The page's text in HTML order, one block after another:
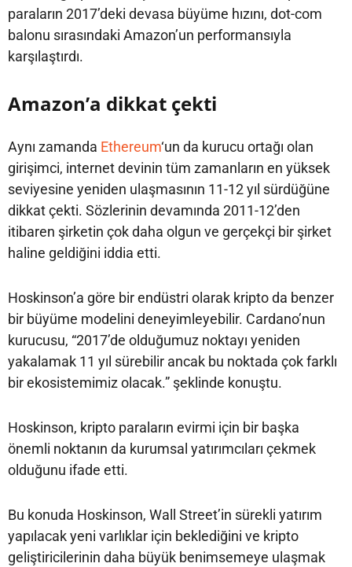
paraların 2017’deki devasa büyüme hızını, dot-com
balonu sırasındaki Amazon’un performansıyla
karşılaştırdı.
Amazon’a dikkat çekti
Aynı zamanda Ethereum‘un da kurucu ortağı olan
girişimci, internet devinin tüm zamanların en yüksek
seviyesine yeniden ulaşmasının 11-12 yıl sürdüğüne
dikkat çekti. Sözlerinin devamında 2011-12’den
itibaren şirketin çok daha olgun ve gerçekçi bir şirket
haline geldiğini iddia etti.
Hoskinson’a göre bir endüstri olarak kripto da benzer
bir büyüme modelini deneyimleyebilir. Cardano’nun
kurucusu, “2017’de olduğumuz noktayı yeniden
yakalamak 11 yıl sürebilir ancak bu noktada çok farklı
bir ekosistemimiz olacak.” şeklinde konuştu.
Hoskinson, kripto paraların evirmi için bir başka
önemli noktanın da kurumsal yatırımcıları çekmek
olduğunu ifade etti.
Bu konuda Hoskinson, Wall Street’in sürekli yatırım
yapılacak yeni varlıklar için beklediğini ve kripto
geliştiricilerinin daha büyük benimsemeye ulaşmak